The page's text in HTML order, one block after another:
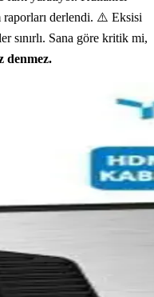
derlendi. ⚠️ Eksisi
sınırlı. Sana göre kritik mi,
denmez.